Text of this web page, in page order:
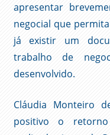
apresentar
negocial que
já existir um
trabalho de
desenvolvido.
Cláudia Monteiro
positivo o